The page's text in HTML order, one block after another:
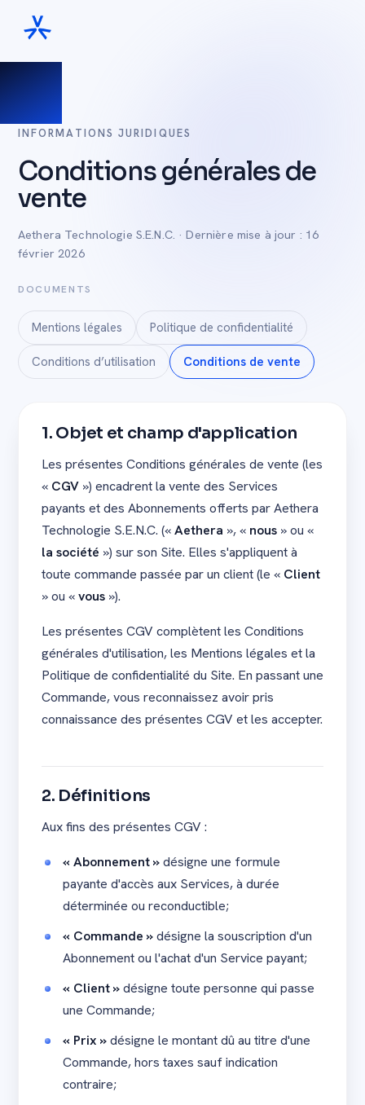
INFORMATIONS JURIDIQUES
Conditions générales de
vente
Aethera Technologie S.E.N.C. · Dernière mise à jour : 16
février 2026
DOCUMENTS
Mentions légales Politique de confidentialité
Conditions d’utilisation Conditions de vente
1. Objet et champ d'application
Les présentes Conditions générales de vente (les
« CGV ») encadrent la vente des Services
payants et des Abonnements offerts par Aethera
Technologie S.E.N.C. («Aethera », « nous » ou «
la société ») sur son Site. Elles s'appliquent à
toute commande passée par un client (le « Client
» ou «vous »).
Les présentes CGV complètent les Conditions
générales d'utilisation, les Mentions légales et la
Politique de confidentialité du Site. En passant une
Commande, vous reconnaissez avoir pris
connaissance des présentes CGV et les accepter.
2. Définitions
Aux fins des présentes CGV :
« Abonnement »désigne une formule
payante d'accès aux Services, à durée
déterminée ou reconductible;
« Commande »désigne la souscription d'un
Abonnement ou l'achat d'un Service payant;
« Client »désigne toute personne qui passe
une Commande;
« Prix »désigne le montant dû au titre d'une
Commande, hors taxes sauf indication
contraire;